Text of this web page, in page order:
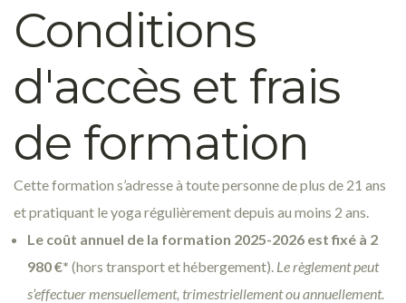
Conditions
d'accès et frais
de formation
Cette formation s’adresse à toute personne de plus de 21 ans
et pratiquant le yoga régulièrement depuis au moins 2 ans.
Le coût annuel de la formation 2025-2026 est fixé à 2
980 €* (hors transport et hébergement). Le règlement peut
s’effectuer mensuellement, trimestriellement ou annuellement.